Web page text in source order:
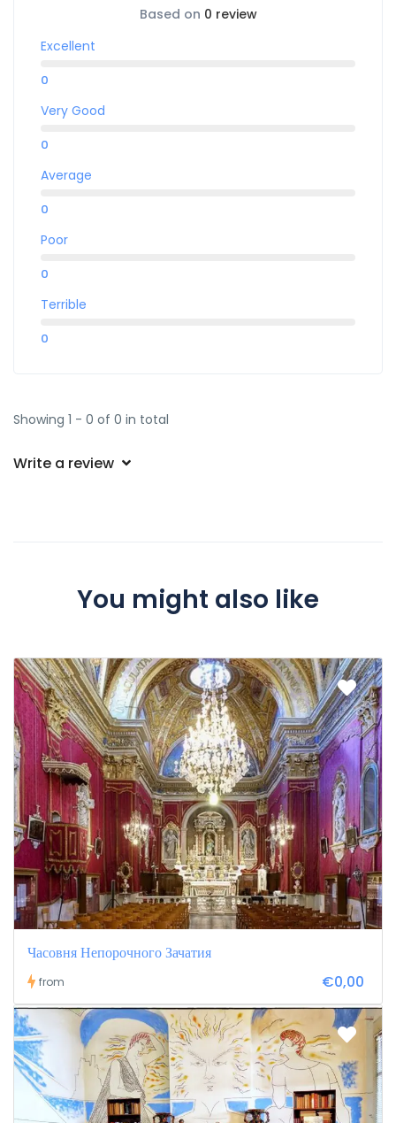
Based on 0 review
Excellent
0
Very Good
0
Average
0
Poor
0
Terrible
0
Showing 1 - 0 of 0 in total
Write a review
You might also like
Часовня Непорочного Зачатия
from €0,00